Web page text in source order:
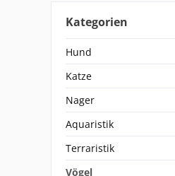
Kategorien
Hund
Katze
Nager
Aquaristik
Terraristik
Vögel